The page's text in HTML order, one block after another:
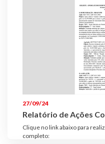
27/09/24
Relatório de Ações
Clique no link abaixo para
completo: